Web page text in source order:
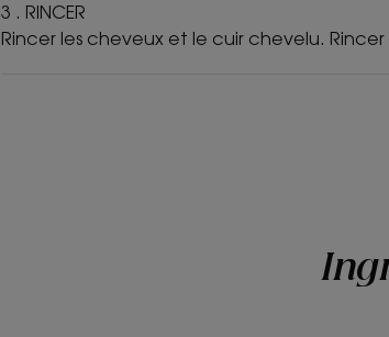
3 . RINCER
Rincer les cheveux et le cuir chevelu.